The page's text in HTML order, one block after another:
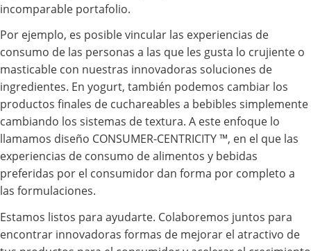
incomparable portafolio.
Por ejemplo, es posible vincular las experiencias de
consumo de las personas a las que les gusta lo crujiente o
masticable con nuestras innovadoras soluciones de
ingredientes. En yogurt, también podemos cambiar los
productos finales de cuchareables a bebibles simplemente
cambiando los sistemas de textura. A este enfoque lo
llamamos diseño CONSUMER-CENTRICITY ™, en el que las
experiencias de consumo de alimentos y bebidas
preferidas por el consumidor dan forma por completo a
las formulaciones.
Estamos listos para ayudarte. Colaboremos juntos para
encontrar innovadoras formas de mejorar el atractivo de